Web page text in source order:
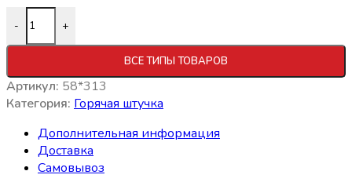
- +
ВСЕ ТИПЫ ТОВАРОВ
Артикул: 58*313
Категория: Горячая штучка
Дополнительная информация
Доставка
Самовывоз